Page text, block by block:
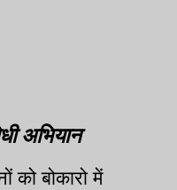
अभियान
को बोकारो में